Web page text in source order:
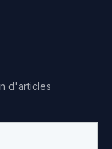
d'articles